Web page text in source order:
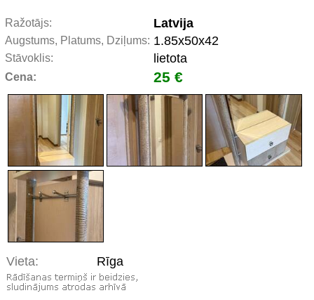
Ražotājs: Latvija
Augstums, Platums, Dziļums: 1.85x50x42
Stāvoklis: lietota
Cena: 25 €
Vieta: Rīga